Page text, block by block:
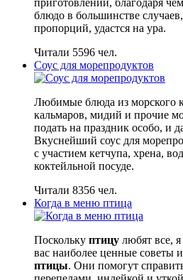
блюдо в большинстве
пропорций, удастся на ура.
Читали 5596 чел.
Соус для морепродуктов
Любимые блюда из морского
кальмаров, мидий и прочие
подать на праздник особо, и
Вкуснейший соус для
с участием кетчупа, хрена,
коктейльной посуде.
Читали 8356 чел.
Когда в меню птица
Поскольку птицу любят все, я
вас наиболее ценные советы
птицы. Они помогут